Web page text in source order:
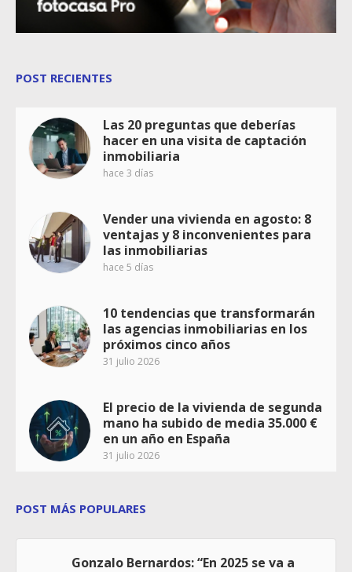
POST RECIENTES
Las 20 preguntas que deberías
hacer en una visita de captación
inmobiliaria
hace 3 días
Vender una vivienda en agosto: 8
ventajas y 8 inconvenientes para
las inmobiliarias
hace 5 días
10 tendencias que transformarán
las agencias inmobiliarias en los
próximos cinco años
31 julio 2026
El precio de la vivienda de segunda
mano ha subido de media 35.000 €
en un año en España
31 julio 2026
POST MÁS POPULARES
Gonzalo Bernardos: “En 2025 se va a